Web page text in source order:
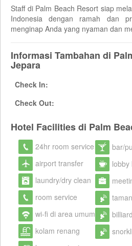
Staff di Palm Beach Resort siap
Indonesia dengan ramah dan
menginap Anda yang nyaman dan
Informasi Tambahan di
Jepara
Check In:
Check Out:
Hotel Facilities di Palm
24hr room service
airport transfer
laundry/dry clean
room service
wi-fi di area umum
kolam renang
bar/
lobby
taman
billiard